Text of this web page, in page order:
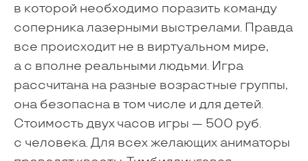
в которой необходимо поразить команду
соперника лазерными выстрелами. Правда
все происходит не в виртуальном мире,
а с вполне реальными людьми. Игра
рассчитана на разные возрастные группы,
она безопасна в том числе и для детей.
Стоимость двух часов игры — 500 руб.
с человека. Для всех желающих аниматоры